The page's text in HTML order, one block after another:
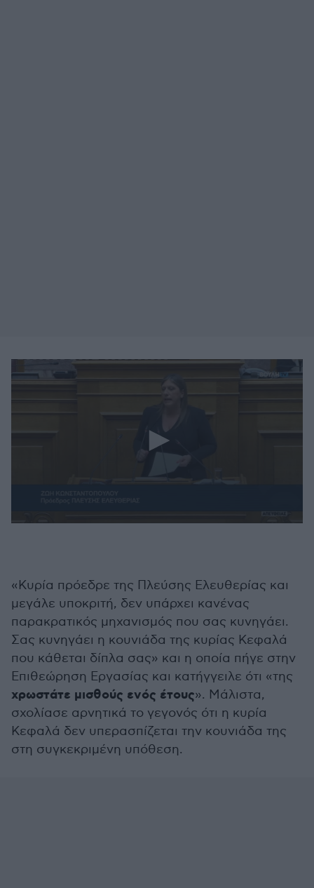
11
seconds
«Κυρία πρόεδρε της Πλεύσης Ελευθερίας και
μεγάλε υποκριτή, δεν υπάρχει κανένας
παρακρατικός μηχανισμός που σας κυνηγάει.
Σας κυνηγάει η κουνιάδα της κυρίας Κεφαλά
που κάθεται δίπλα σας» και η οποία πήγε στην
Επιθεώρηση Εργασίας και κατήγγειλε ότι «της
χρωστάτε μισθούς ενός έτους». Μάλιστα,
σχολίασε αρνητικά το γεγονός ότι η κυρία
Κεφαλά δεν υπερασπίζεται την κουνιάδα της
στη συγκεκριμένη υπόθεση.